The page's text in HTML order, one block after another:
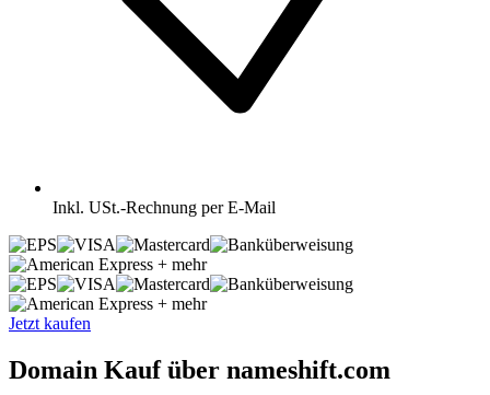
Inkl. USt.-Rechnung per E-Mail
+ mehr
+ mehr
Jetzt kaufen
Domain Kauf über nameshift.com